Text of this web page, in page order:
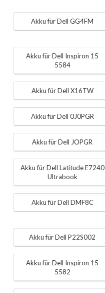
Akku für Dell GG4FM
Akku für Dell Inspiron 15
5584
Akku für Dell X16TW
Akku für Dell 0J0PGR
Akku für Dell JOPGR
Akku für Dell Latitude E7240
Ultrabook
Akku für Dell DMF8C
Akku für Dell P22S002
Akku für Dell Inspiron 15
5582